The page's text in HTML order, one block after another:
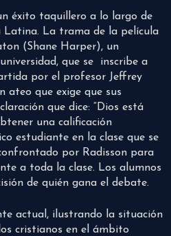
éxito taquillero a lo largo de
Latina. La trama de la película
(Shane Harper), un
que se inscribe a
por el profesor Jeffrey
ateo que exige que sus
que dice: “Dios está
una calificación
estudiante en la clase que se
por Radisson para
a toda la clase. Los alumnos
de quién gana el debate.
actual, ilustrando la situación
cristianos en el ámbito